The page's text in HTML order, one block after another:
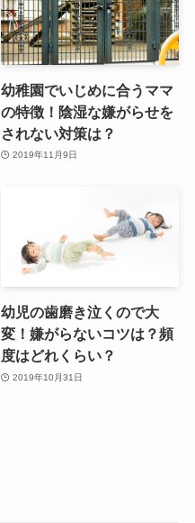
幼稚園でいじめに合うママ
の特徴！陰湿な嫌がらせを
されない対策は？
2019年11月9日
幼児の歯磨き泣くので大
変！嫌がらないコツは？頻
度はどれくらい？
2019年10月31日